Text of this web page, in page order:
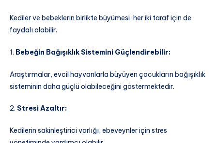
Kediler ve bebeklerin birlikte büyümesi, her iki taraf için de
faydalı olabilir.
1. Bebeğin Bağışıklık Sistemini Güçlendirebilir:
Araştırmalar, evcil hayvanlarla büyüyen çocukların bağışıklık
sisteminin daha güçlü olabileceğini göstermektedir.
2. Stresi Azaltır:
Kedilerin sakinleştirici varlığı, ebeveynler için stres